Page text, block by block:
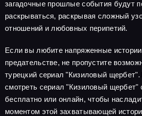
загадочные прошлые события будут
раскрываться, раскрывая сложный
отношений и любовных перипетий.
Если вы любите напряженные
предательстве, не пропустите
турецкий сериал "Кизиловый
смотреть сериал "Кизиловый щербет"
бесплатно или онлайн, чтобы
моментом этой захватывающей